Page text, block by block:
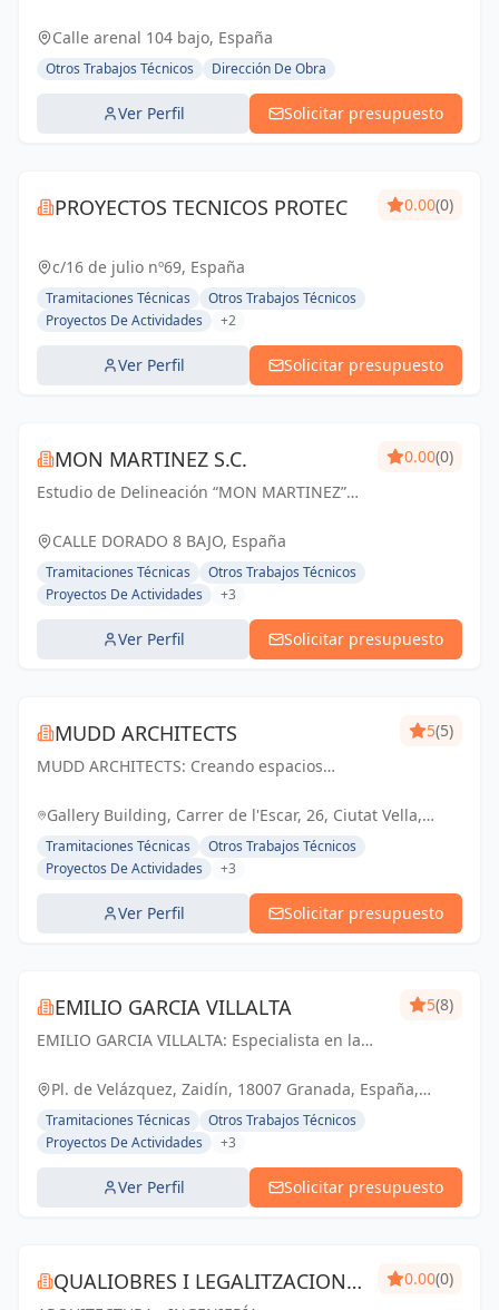
conectado. Soluciones integrales, calidad y
experiencia en Vigo y Pontevedra.
Calle arenal 104 bajo, España
Otros Trabajos Técnicos Dirección De Obra
Ver Perfil Solicitar presupuesto
PROYECTOS TECNICOS PROTEC 0.00(0)
c/16 de julio nº69, España
Tramitaciones Técnicas
Otros Trabajos Técnicos
Proyectos De Actividades
+2
Ver Perfil Solicitar presupuesto
MON MARTINEZ S.C.
Estudio de Delineación “MON MARTINEZ”
de 25 años de experiencia. Entendemos
nuestro trabajo, como parte importante de
un trabajo...
0.00(0)
CALLE DORADO 8 BAJO, España
Tramitaciones Técnicas
Otros Trabajos Técnicos
Proyectos De Actividades
+3
Ver Perfil Solicitar presupuesto
MUDD ARCHITECTS
MUDD ARCHITECTS: Creando espacios
Tu visión, nuestra realidad.
5(5)
Gallery Building, Carrer de l'Escar, 26, Ciutat Vella,
08039 Barcelona, España, España
Tramitaciones Técnicas
Otros Trabajos Técnicos
Proyectos De Actividades
+3
Ver Perfil Solicitar presupuesto
EMILIO GARCIA VILLALTA
EMILIO GARCIA VILLALTA: Especialista en la
5(8)
Pl. de Velázquez, Zaidín, 18007 Granada, España,
España
Tramitaciones Técnicas
Otros Trabajos Técnicos
Proyectos De Actividades
+3
Ver Perfil Solicitar presupuesto
QUALIOBRES I LEGALITZACIONS
0.00(0)